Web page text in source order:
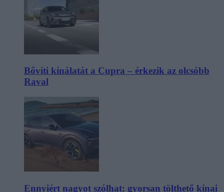
Bővíti kínálatát a Cupra – érkezik az olcsóbb
Raval
Ennyiért nagyot szólhat: gyorsan tölthető kínai